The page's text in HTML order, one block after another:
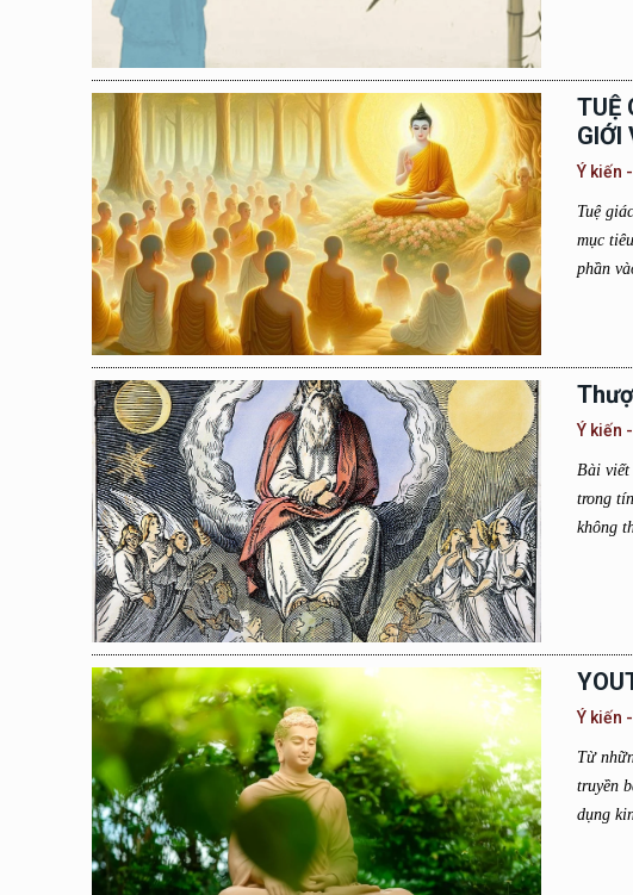
TUỆ
GIỚI
Ý kiến
Tuệ
mục
phần
Ý kiến
Bài viết
trong
không
Ý kiến
Từ
truyền
dụng